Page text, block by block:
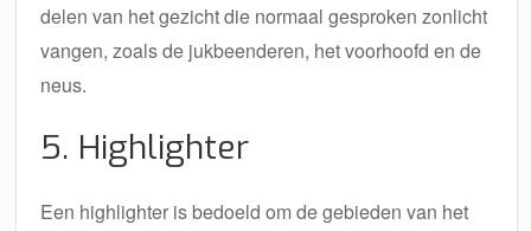
delen van het gezicht die normaal gesproken zonlicht
vangen, zoals de jukbeenderen, het voorhoofd en de
neus.
5. Highlighter
Een highlighter is bedoeld om de gebieden van het